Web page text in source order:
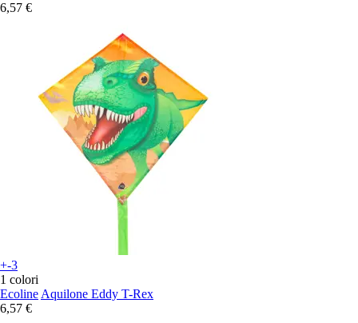
6,57 €
+-3
1 colori
Ecoline Aquilone Eddy T-Rex
6,57 €